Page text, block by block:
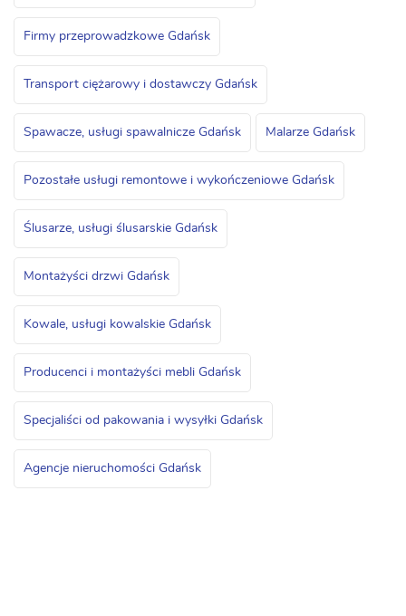
Firmy przeprowadzkowe Gdańsk
Transport ciężarowy i dostawczy Gdańsk
Spawacze, usługi spawalnicze Gdańsk Malarze Gdańsk
Pozostałe usługi remontowe i wykończeniowe Gdańsk
Ślusarze, usługi ślusarskie Gdańsk
Montażyści drzwi Gdańsk
Kowale, usługi kowalskie Gdańsk
Producenci i montażyści mebli Gdańsk
Specjaliści od pakowania i wysyłki Gdańsk
Agencje nieruchomości Gdańsk